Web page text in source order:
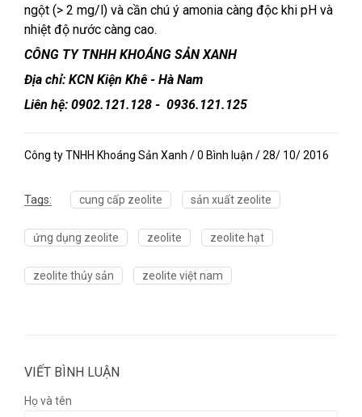
ngột (> 2 mg/l) và cần chú ý amonia càng độc khi pH và
nhiệt độ nước càng cao.
CÔNG TY TNHH KHOÁNG SẢN XANH
Địa chỉ: KCN Kiện Khê - Hà Nam
Liên hệ: 0902.121.128 - 0936.121.125
Công ty TNHH Khoáng Sản Xanh / 0 Bình luận / 28/ 10/ 2016
Tags: cung cấp zeolite sản xuất zeolite
ứng dụng zeolite zeolite zeolite hạt
zeolite thủy sản zeolite việt nam
VIẾT BÌNH LUẬN
Họ và tên